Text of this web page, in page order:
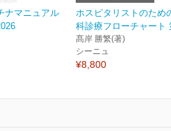
ナマニュアル
ホスピタリストのため
科診療フローチャート
髙岸 勝繁(著)
シーニュ
¥8,800